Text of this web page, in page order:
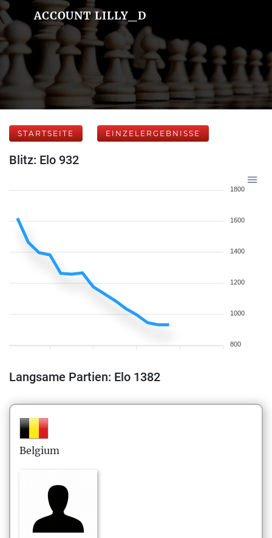
ACCOUNT LILLY_D
STARTSEITE EINZELERGEBNISSE
Blitz: Elo 932
1800
1600
1400
1200
1000
800
Langsame Partien: Elo 1382
Belgium